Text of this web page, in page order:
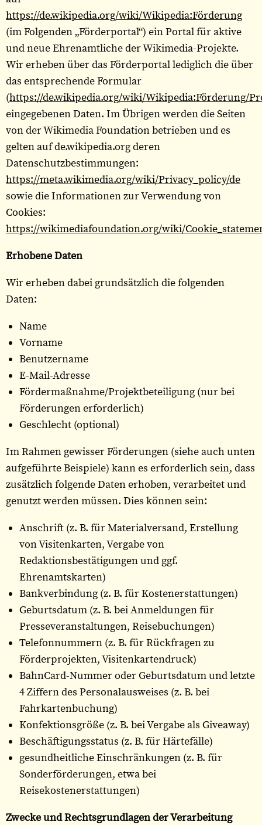
https://de.wikipedia.org/wiki/Wikipedia:Förderung
(im Folgenden „Förderportal“) ein Portal für aktive
und neue Ehrenamtliche der Wikimedia-Projekte.
Wir erheben über das Förderportal lediglich die über
das entsprechende Formular
(https://de.wikipedia.org/wiki/Wikipedia:Förderung/
eingegebenen Daten. Im Übrigen werden die Seiten
von der Wikimedia Foundation betrieben und es
gelten auf de.wikipedia.org deren
Datenschutzbestimmungen:
https://meta.wikimedia.org/wiki/Privacy_policy/de
sowie die Informationen zur Verwendung von
Cookies:
https://wikimediafoundation.org/wiki/
Erhobene Daten
Wir erheben dabei grundsätzlich die folgenden
Daten:
Name
Vorname
Benutzername
E-Mail-Adresse
Fördermaßnahme/Projektbeteiligung (nur bei
Förderungen erforderlich)
Geschlecht (optional)
Im Rahmen gewisser Förderungen (siehe auch unten
aufgeführte Beispiele) kann es erforderlich sein, dass
zusätzlich folgende Daten erhoben, verarbeitet und
genutzt werden müssen. Dies können sein:
Anschrift (z. B. für Materialversand, Erstellung
von Visitenkarten, Vergabe von
Redaktionsbestätigungen und ggf.
Ehrenamtskarten)
Bankverbindung (z. B. für Kostenerstattungen)
Geburtsdatum (z. B. bei Anmeldungen für
Presseveranstaltungen, Reisebuchungen)
Telefonnummern (z. B. für Rückfragen zu
Förderprojekten, Visitenkartendruck)
BahnCard-Nummer oder Geburtsdatum und letzte
4 Ziffern des Personalausweises (z. B. bei
Fahrkartenbuchung)
Konfektionsgröße (z. B. bei Vergabe als Giveaway)
Beschäftigungsstatus (z. B. für Härtefälle)
gesundheitliche Einschränkungen (z. B. für
Sonderförderungen, etwa bei
Reisekostenerstattungen)
Zwecke und Rechtsgrundlagen der Verarbeitung